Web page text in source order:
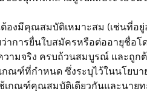
งมีคุณสมบัติเหมาะสม (เช่นที่อยู่
าการยื่นใบสมัครหรือต่ออายุชื่
ามจริง ครบถ้วนสมบูรณ์ และถูก
ที่กำหนด ซึ่งระบุไว้ในนโยบา
กณฑ์คุณสมบัติเดียวกันและนาย